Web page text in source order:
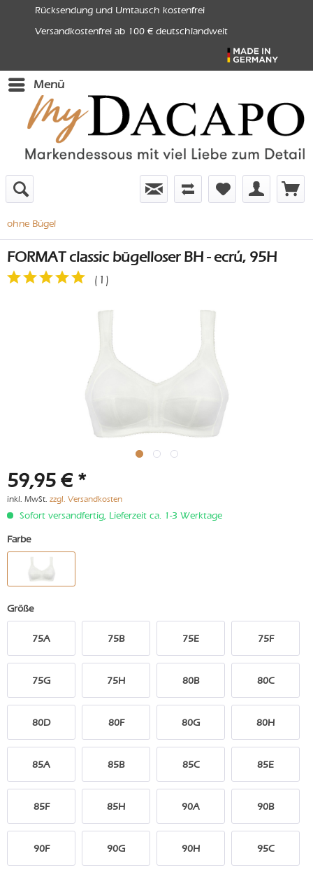
Rücksendung und Umtausch kostenfrei
Versandkostenfrei ab 100 € deutschlandweit
Menü
ohne Bügel
FORMAT classic bügelloser BH - ecrú, 95H
( 1 )
59,95 € *
inkl. MwSt. zzgl. Versandkosten
Sofort versandfertig, Lieferzeit ca. 1-3 Werktage
Farbe
Größe
75A 75B 75E 75F
75G 75H 80B 80C
80D 80F 80G 80H
85A 85B 85C 85E
85F 85H 90A 90B
90F 90G 90H 95C